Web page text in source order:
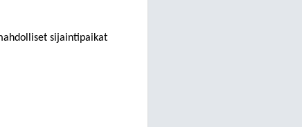
sijaintipaikat